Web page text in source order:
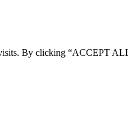
By clicking “ACCEPT